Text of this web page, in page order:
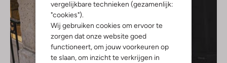
vergelijkbare technieken (gezamenlijk:
"cookies").
Wij gebruiken cookies om ervoor te
zorgen dat onze website goed
functioneert, om jouw voorkeuren op
te slaan, om inzicht te verkrijgen in